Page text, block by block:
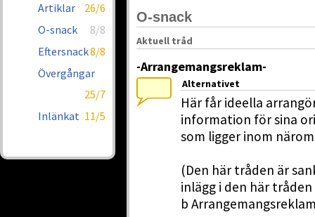
Artiklar
26/6
O-snack
8/8
Eftersnack8/8
Övergångar
25/7
Inlänkat 11/5
O-snack
Aktuell tråd
-Arrangemangsreklam-
Alternativet
Här får ideella
information för sina
som ligger inom
(Den här tråden är
inlägg i den här
b